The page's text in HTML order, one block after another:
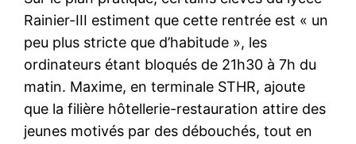
Rainier-III estiment que cette rentrée est « un
peu plus stricte que d’habitude », les
ordinateurs étant bloqués de 21h30 à 7h du
matin. Maxime, en terminale STHR, ajoute
que la filière hôtellerie-restauration attire des
jeunes motivés par des débouchés, tout en